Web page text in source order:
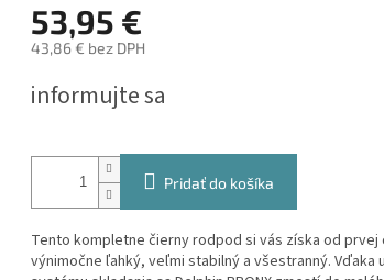
53,95 €
43,86 € bez DPH
cena:
informujte sa
Pridať do košíka
Tento kompletne čierny rodpod si vás získa od prvej
výnimočne ľahký, veľmi stabilný a všestranný. Vďaka